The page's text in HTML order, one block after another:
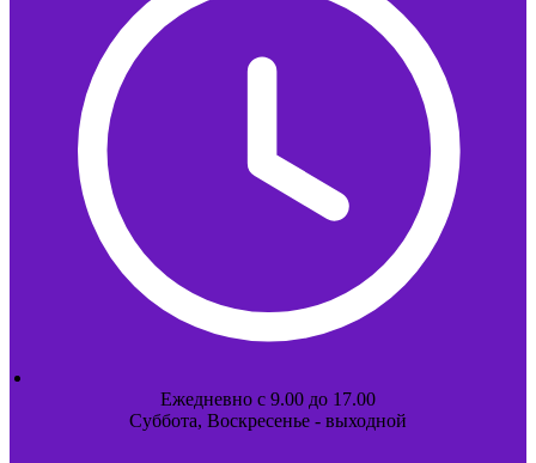
Ежедневно с 9.00 до 17.00
Суббота, Воскресенье - выходной